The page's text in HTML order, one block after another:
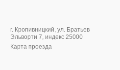
г. Кропивницкий, ул. Братьев
Эльворти 7, индекс 25000
Карта проезда